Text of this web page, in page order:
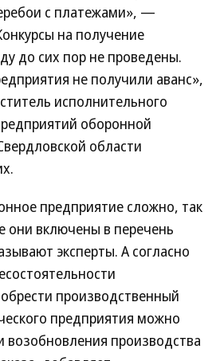
с платежами», —
на получение
до сих пор не проведены.
не получили аванс»,
исполнительного
оборонной
области
предприятие сложно, так
они включены в перечень
эксперты. А согласно
производственный
предприятия можно
возобновления производства